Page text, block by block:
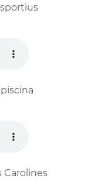
Carolines